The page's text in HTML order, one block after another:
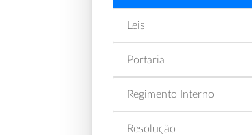
Leis
Portaria
Regimento Interno
Resolução